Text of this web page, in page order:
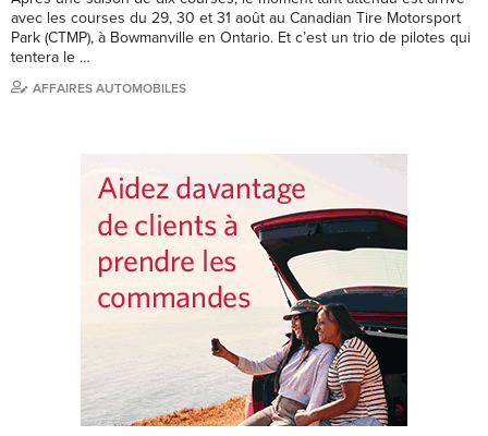
avec les courses du 29, 30 et 31 août au Canadian Tire Motorsport
Park (CTMP), à Bowmanville en Ontario. Et c’est un trio de pilotes qui
tentera le …
AFFAIRES AUTOMOBILES